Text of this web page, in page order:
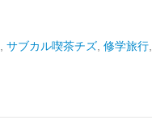
サブカル喫茶チズ 修学旅行